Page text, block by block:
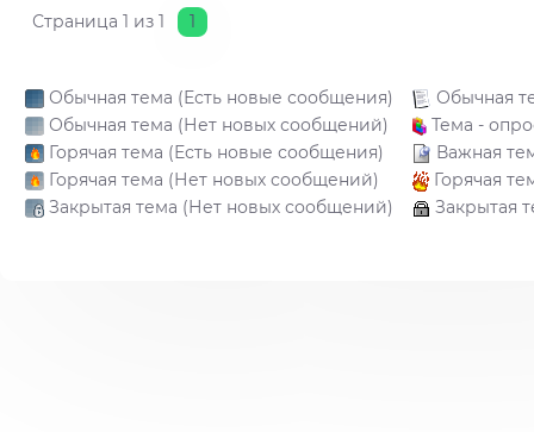
Страница 1 из 1 1
Обычная тема (Есть новые сообщения)
Обычная
Обычная тема (Нет новых сообщений)
Тема -
Горячая тема (Есть новые сообщения)
Важная
Горячая тема (Нет новых сообщений)
Горячая
Закрытая тема (Нет новых сообщений)
Закрытая